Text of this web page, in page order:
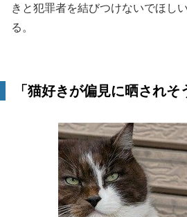
きと犯罪者を結びつけないでほし
る。
「猫好きが偏見に晒されそ